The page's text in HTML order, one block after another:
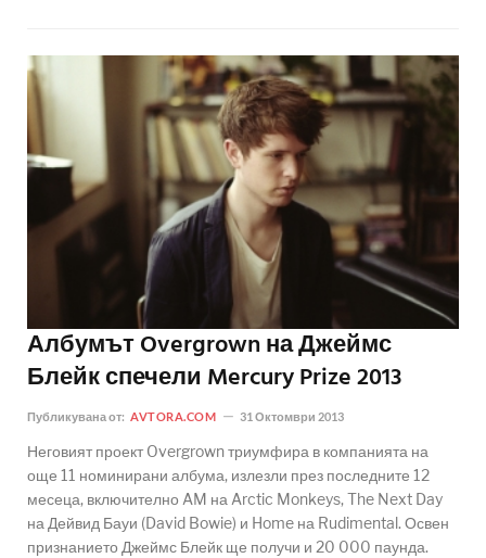
Албумът Overgrown на Джеймс
Блейк спечели Mercury Prize 2013
Публикувана от: AVTORA.COM 31 Октомври 2013
Неговият проект Overgrown триумфира в компанията на
още 11 номинирани албума, излезли през последните 12
месеца, включително AM на Arctic Monkeys, The Next Day
на Дейвид Бауи (David Bowie) и Home на Rudimental. Освен
признанието Джеймс Блейк ще получи и 20 000 паунда.